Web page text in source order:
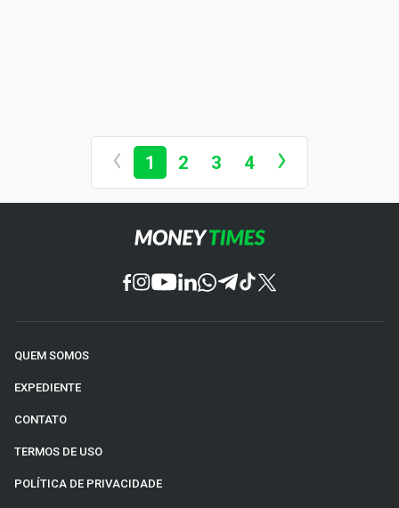
1 2 3 4
QUEM SOMOS
EXPEDIENTE
CONTATO
TERMOS DE USO
POLÍTICA DE PRIVACIDADE